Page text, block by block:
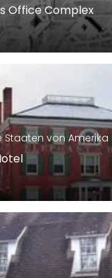
Office Complex
Staaten von Amerika